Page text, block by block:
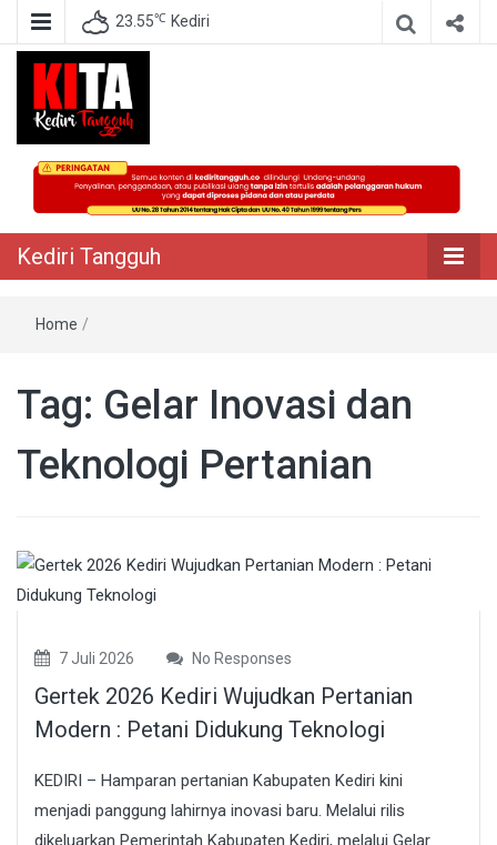
23.55℃ Kediri
Kediri Tangguh
Berita Akurat Terpercaya
Kediri Tangguh
Home /
Tag: Gelar Inovasi dan
Teknologi Pertanian
7 Juli 2026 No Responses
Gertek 2026 Kediri Wujudkan Pertanian
Modern : Petani Didukung Teknologi
KEDIRI – Hamparan pertanian Kabupaten Kediri kini
menjadi panggung lahirnya inovasi baru. Melalui rilis
dikeluarkan Pemerintah Kabupaten Kediri, melalui Gelar